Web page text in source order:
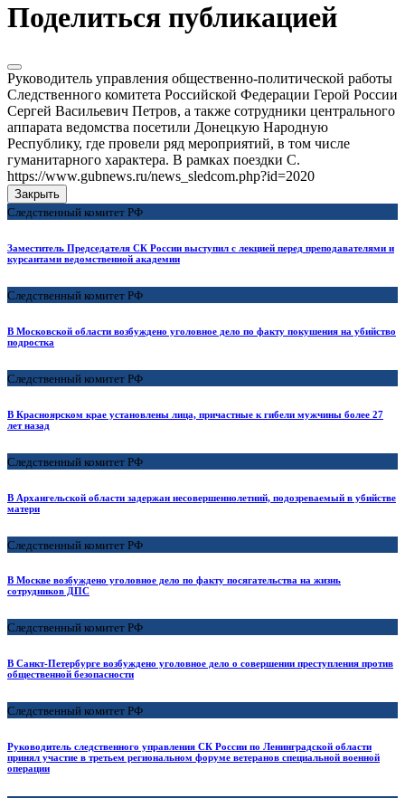
Поделиться публикацией
Руководитель управления общественно-политической работы
Следственного комитета Российской Федерации Герой России
Сергей Васильевич Петров, а также сотрудники центрального
аппарата ведомства посетили Донецкую Народную
Республику, где провели ряд мероприятий, в том числе
гуманитарного характера. В рамках поездки С.
https://www.gubnews.ru/news_sledcom.php?id=2020
Закрыть
Следственный комитет РФ
Заместитель Председателя СК России выступил с лекцией перед преподавателями и
курсантами ведомственной академии
Следственный комитет РФ
В Московской области возбуждено уголовное дело по факту покушения на убийство
подростка
Следственный комитет РФ
В Красноярском крае установлены лица, причастные к гибели мужчины более 27
лет назад
Следственный комитет РФ
В Архангельской области задержан несовершеннолетний, подозреваемый в убийстве
матери
Следственный комитет РФ
В Москве возбуждено уголовное дело по факту посягательства на жизнь
сотрудников ДПС
Следственный комитет РФ
В Санкт-Петербурге возбуждено уголовное дело о совершении преступления против
общественной безопасности
Следственный комитет РФ
Руководитель следственного управления СК России по Ленинградской области
принял участие в третьем региональном форуме ветеранов специальной военной
операции